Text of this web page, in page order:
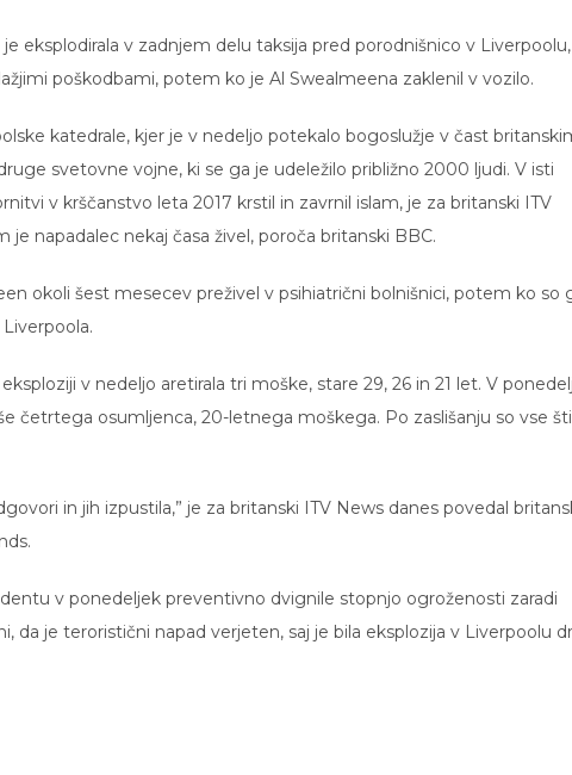
eksplodirala v zadnjem delu taksija pred porodnišnico v
poškodbami, potem ko je Al Swealmeena zaklenil v vozilo.
katedrale, kjer je v nedeljo potekalo bogoslužje v čast
svetovne vojne, ki se ga je udeležilo približno 2000 ljudi. V isti
v krščanstvo leta 2017 krstil in zavrnil islam, je za britanski ITV
napadalec nekaj časa živel, poroča britanski BBC.
okoli šest mesecev preživel v psihiatrični bolnišnici, potem ko so
v nedeljo aretirala tri moške, stare 29, 26 in 21 let. V
četrtega osumljenca, 20-letnega moškega. Po zaslišanju so vse
in jih izpustila,” je za britanski ITV News danes povedal
v ponedeljek preventivno dvignile stopnjo ogroženosti zaradi
da je teroristični napad verjeten, saj je bila eksplozija v Liverpoolu